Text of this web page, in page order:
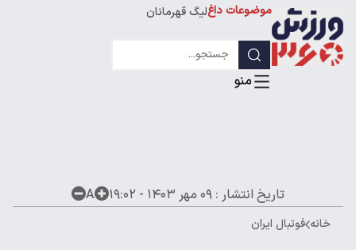
موضوعات داغ
لیگ قهرمانان
تاریخ انتشار : ۰۹ مهر ۱۴۰۳ - ۱۹:۰۲ A
خانه فوتبال ایران